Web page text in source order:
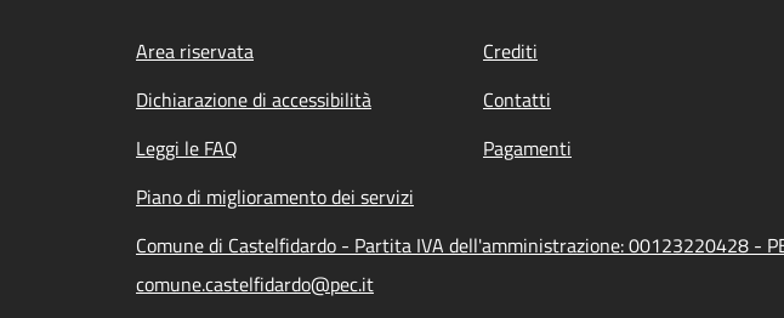
Footer menu
Area riservata Crediti
Dichiarazione di accessibilità
Contatti
Leggi le FAQ
Pagamenti
Piano di miglioramento dei servizi
Comune di Castelfidardo - Partita IVA dell'amministrazione: 00123220428 -
comune.castelfidardo@pec.it